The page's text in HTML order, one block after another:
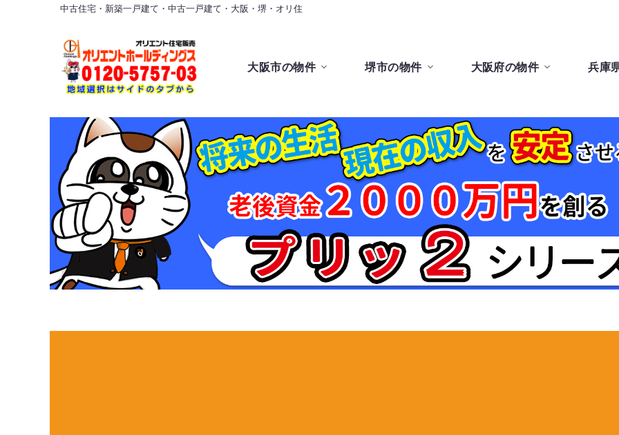
中古住宅・新築一戸建て・中古一戸建て・大阪・堺・オリ住
大阪市の物件 堺市の物件 大阪府の物件 兵庫